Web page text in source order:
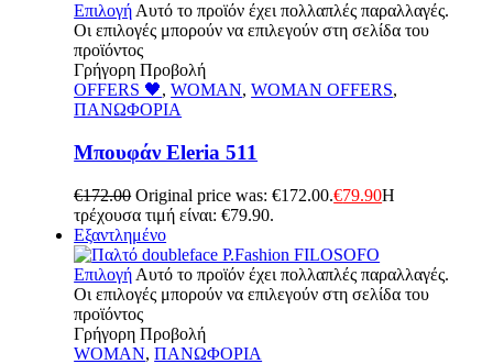
Επιλογή Αυτό το προϊόν έχει πολλαπλές παραλλαγές.
Οι επιλογές μπορούν να επιλεγούν στη σελίδα του
προϊόντος
Γρήγορη Προβολή
OFFERS 🖤,WOMAN,WOMAN OFFERS,
ΠΑΝΩΦΟΡΙΑ
Μπουφάν Eleria 511
€172.00 Original price was: €172.00.€79.90Η
τρέχουσα τιμή είναι: €79.90.
Εξαντλημένο
Επιλογή Αυτό το προϊόν έχει πολλαπλές παραλλαγές.
Οι επιλογές μπορούν να επιλεγούν στη σελίδα του
προϊόντος
Γρήγορη Προβολή
WOMAN,ΠΑΝΩΦΟΡΙΑ